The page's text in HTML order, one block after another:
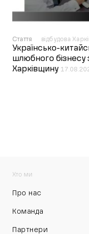
Стаття відбудова
Українсько-
шлюбного бізнесу
Харківщину
Хто ми
Про нас
Команда
Партнери